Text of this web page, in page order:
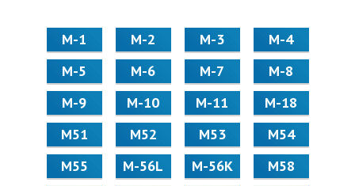
М-1 М-2 М-3
М-4
М-5
М-6 М-7
М-8
М-9
М-10 М-11
М-18
М51
М52 М53
М54
М55
M-56L M-56K
М58